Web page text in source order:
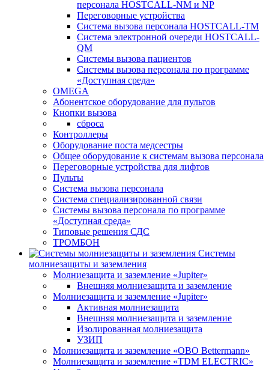
персонала HOSTCALL-NM и NP
Переговорные устройства
Система вызова персонала HOSTCALL-TM
Система электронной очереди HOSTCALL-
QM
Системы вызова пациентов
Системы вызова персонала по программе
«Доступная среда»
OMEGA
Абонентское оборудование для пультов
Кнопки вызова
сброса
Контроллеры
Оборудование поста медсестры
Общее оборудование к системам вызова персонала
Переговорные устройства для лифтов
Пульты
Система вызова персонала
Система специализированной связи
Системы вызова персонала по программе
«Доступная среда»
Типовые решения СДС
ТРОМБОН
Системы
молниезащиты и заземления
Молниезащита и заземление «Jupiter»
Внешняя молниезащита и заземление
Молниезащита и заземление «Jupiter»
Активная молниезащита
Внешняя молниезащита и заземление
Изолированная молниезащита
УЗИП
Молниезащита и заземление «OBO Bettermann»
Молниезащита и заземление «TDM ЕLECTRIC»